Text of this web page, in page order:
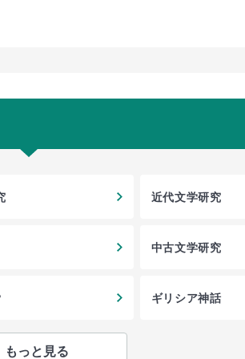
近代文学研究
中古文学研究
ギリシア神話
もっと見る